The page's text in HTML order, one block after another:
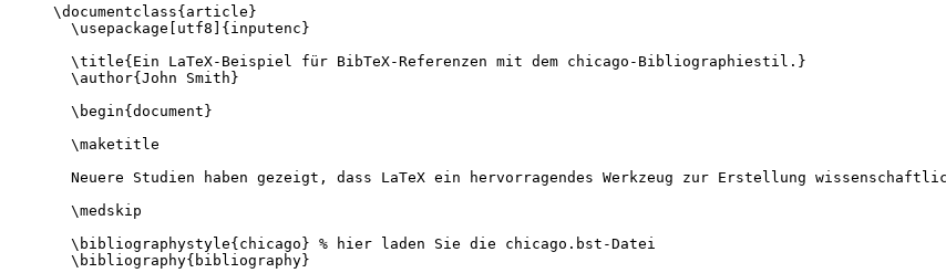
\documentclass{ article }
\usepackage
utf8 ]{ inputenc }
\title{Ein LaTeX-Beispiel für BibTeX-Referenzen mit dem chicago-Bibliographiestil.}
\author{John Smith}
\begin{ document }
\maketitle
Neuere Studien haben gezeigt, dass LaTeX ein hervorragendes Werkzeug zur Erstellung
\medskip
\bibliographystyle{chicago} % hier laden Sie die chicago.bst-Datei
\bibliography{bibliography}